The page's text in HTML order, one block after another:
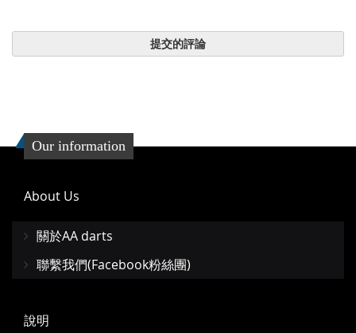
提交的評論
Our information
About Us
關於AA darts
聯繫我們(Facebook粉絲團)
說明